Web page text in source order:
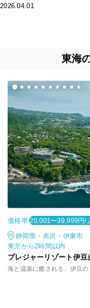
2026.04.01
東海
価格帯 20,001〜39,999円/
静岡県・赤沢・伊東市
東京から2時間以内
プレジャーリゾート伊豆
海と温泉に癒される、伊豆